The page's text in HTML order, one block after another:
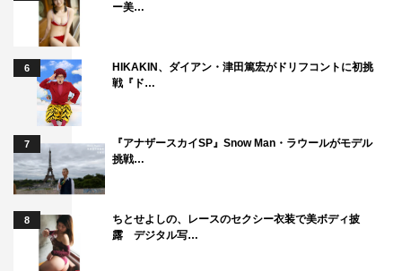
ー美…
6
HIKAKIN、ダイアン・津田篤宏がドリフコントに初挑
戦『ド…
7
『アナザースカイSP』Snow Man・ラウールがモデル
挑戦…
8
ちとせよしの、レースのセクシー衣装で美ボディ披
露 デジタル写…